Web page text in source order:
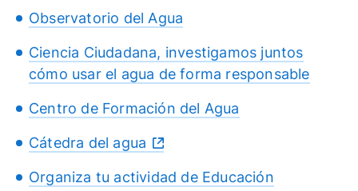
Observatorio del Agua
Ciencia Ciudadana, investigamos juntos
cómo usar el agua de forma responsable
Centro de Formación del Agua
Cátedra del agua
Organiza tu actividad de Educación